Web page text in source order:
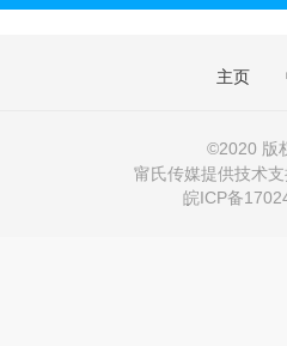
主页
©2020 版
甯氏传媒提供技术
皖ICP备